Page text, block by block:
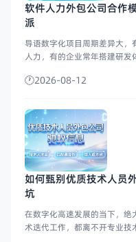
软件人力外包公司合作
派
导语数字化项目周期差异大
人力，有的企业常年搭建研发
2026-08-12
如何甄别优质技术人员
坑
在数字化高速发展的当下，绝
术迭代工作，都离不开专业技